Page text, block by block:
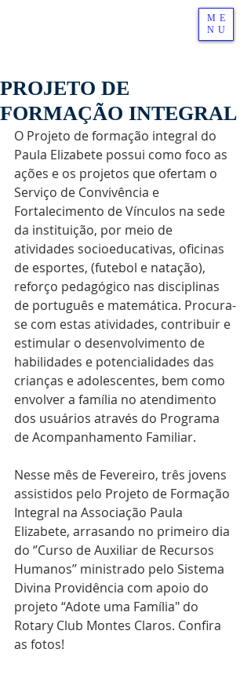
ME
NU
PROJETO DE
FORMAÇÃO INTEGRAL
O Projeto de formação integral do
Paula Elizabete possui como foco as
ações e os projetos que ofertam o
Serviço de Convivência e
Fortalecimento de Vínculos na sede
da instituição, por meio de
atividades socioeducativas, oficinas
de esportes, (futebol e natação),
reforço pedagógico nas disciplinas
de português e matemática. Procura-
se com estas atividades, contribuir e
estimular o desenvolvimento de
habilidades e potencialidades das
crianças e adolescentes, bem como
envolver a família no atendimento
dos usuários através do Programa
de Acompanhamento Familiar.
Nesse mês de Fevereiro, três jovens
assistidos pelo Projeto de Formação
Integral na Associação Paula
Elizabete, arrasando no primeiro dia
do ‘’Curso de Auxiliar de Recursos
Humanos’’ ministrado pelo Sistema
Divina Providência com apoio do
projeto “Adote uma Família" do
Rotary Club Montes Claros. Confira
as fotos!